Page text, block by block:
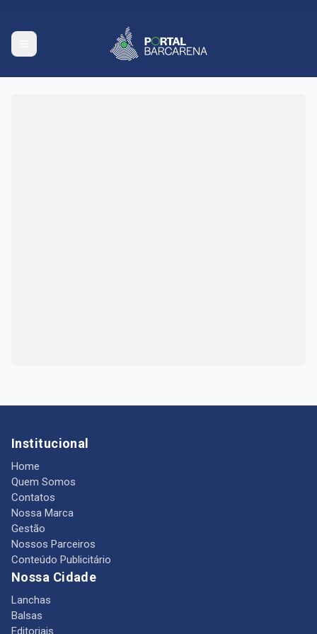
Institucional
Home
Quem Somos
Contatos
Nossa Marca
Gestão
Nossos Parceiros
Conteúdo Publicitário
Nossa Cidade
Lanchas
Balsas
Editoriais